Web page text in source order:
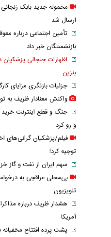
محموله جدید بابک
ارسال شد
تأمین اجتماعی درباره
بازنشستگان خبر داد
اظهارات جنجالی پزشکیان
بنزین
جزئیات بازنگری مزایای
واکنش معنادار ظریف به
جنگ و قطع اینترنت خرید
و رو کرد
فیلم/پزشکیان گرانی‌های
توجیه کرد!
سهم ایران از نفت و گاز
بی‌محلی عراقچی به
تلویزیون
هشدار ظریف درباره
آمریکا
پشت پرده افتتاح